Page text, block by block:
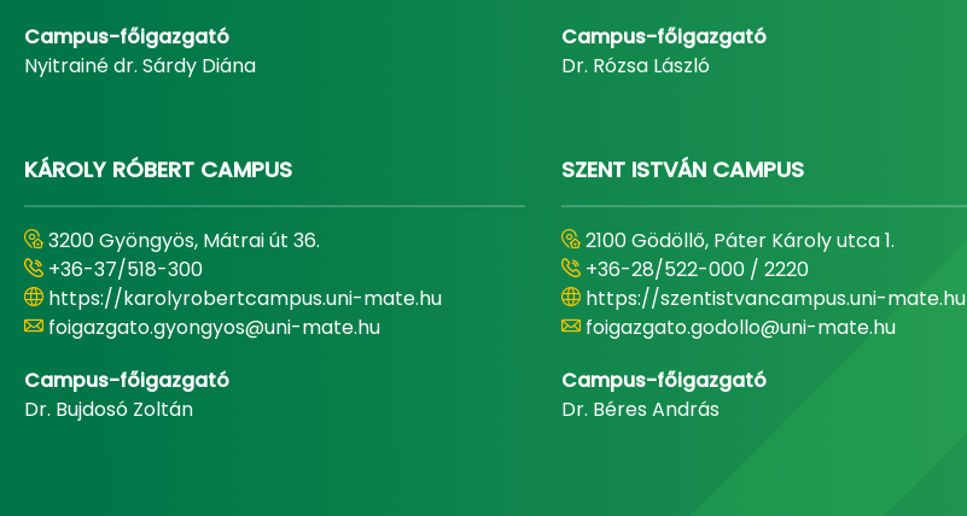
Campus-főigazgató
Nyitrainé dr. Sárdy Diána
Campus-főigazgató
Dr. Rózsa László
KÁROLY RÓBERT CAMPUS
3200 Gyöngyös, Mátrai út 36.
+36-37/518-300
https://karolyrobertcampus.uni-mate.hu
foigazgato.gyongyos@uni-mate.hu
Campus-főigazgató
Dr. Bujdosó Zoltán
SZENT ISTVÁN CAMPUS
2100 Gödöllő, Páter Károly utca 1.
+36-28/522-000 / 2220
https://szentistvancampus.uni-mate.hu
foigazgato.godollo@uni-mate.hu
Campus-főigazgató
Dr. Béres András